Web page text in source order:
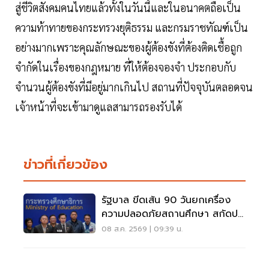
สู่ชีวิตสังคมคนไทยแล้วทั้งในวันนี้และในอนาคตถือเป็น
ความท้าทายของกระทรวงยุติธรรม และกรมราชทัณฑ์เป็น
อย่างมากเพราะคุณลักษณะของผู้ต้องขังที่ต้องติดเชื้อถูก
จำกัดในเรื่องของกฎหมาย ที่ให้ต้องจองจำ ประกอบกับ
จำนวนผู้ต้องขังที่มีอยู่มากเกินไป สถานที่ปัจจุบันตลอดจน
เจ้าหน้าที่จะเข้ามาดูแลสามารถรองรับได้
ข่าวที่เกี่ยวข้อง
รัฐบาล ขีดเส้น 90 วันยกเครื่อง
ความปลอดภัยสถานศึกษา สกัดปม
บูลลี่
08 ส.ค. 2569 | 09:39 น.